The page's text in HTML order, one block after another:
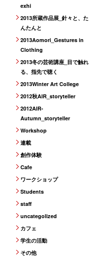
exhi
2013所蔵作品展_針々と、た
んたんと
2013Aomori_Gestures in
Clothing
2013冬の芸術講座_目で触れ
る、指先で聴く
2013Winter Art College
2012秋AIR_storyteller
2012AIR-
Autumn_storyteller
Workshop
連載
創作体験
Cafe
ワークショップ
Students
staff
uncategolized
カフェ
学生の活動
その他